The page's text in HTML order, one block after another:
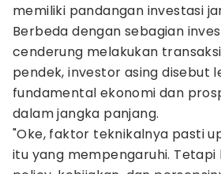
memiliki pandangan investasi
Berbeda dengan sebagian
cenderung melakukan
pendek, investor asing disebut
fundamental ekonomi dan
dalam jangka panjang.
"Oke, faktor teknikalnya pasti
itu yang mempengaruhi. Tetapi